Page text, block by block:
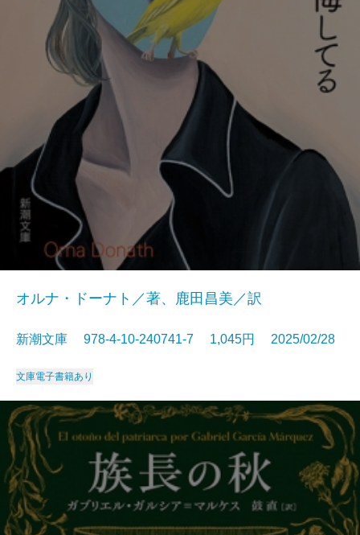
オルナ・ドーナト／著、鹿田昌美／訳
新潮文庫 978-4-10-240741-7 1,045円 2025/02/28
文庫電子書籍あり